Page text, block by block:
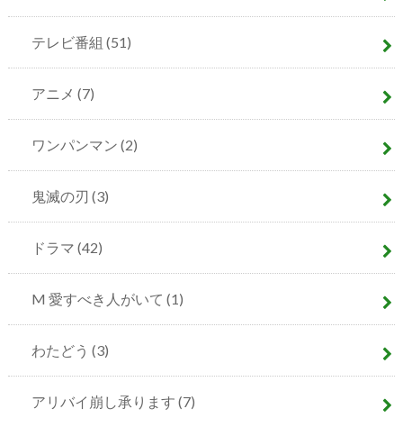
テレビ番組 (51)
アニメ (7)
ワンパンマン (2)
鬼滅の刃 (3)
ドラマ (42)
M 愛すべき人がいて (1)
わたどう (3)
アリバイ崩し承ります (7)